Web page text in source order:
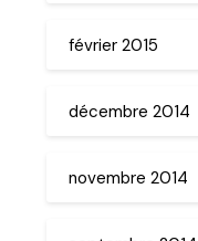
février 2015
décembre 2014
novembre 2014